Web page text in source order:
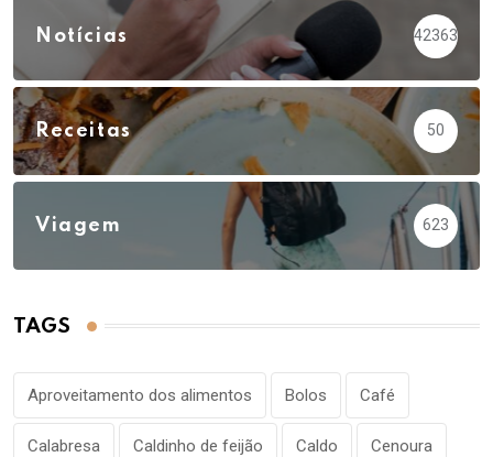
Notícias 42363
Receitas 50
Viagem 623
TAGS
Aproveitamento dos alimentos Bolos Café
Calabresa Caldinho de feijão Caldo Cenoura